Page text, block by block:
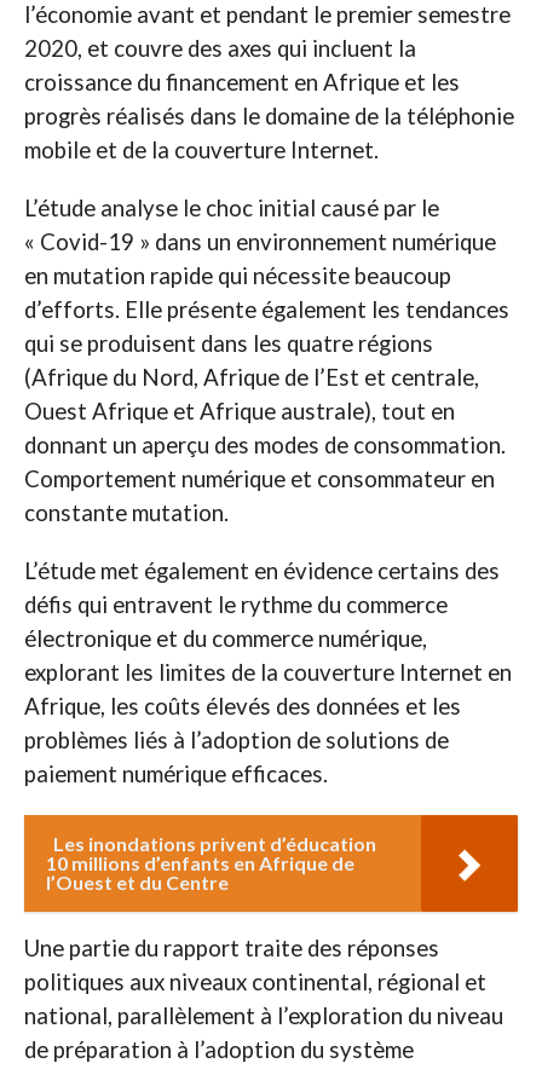
l’économie avant et pendant le premier semestre
2020, et couvre des axes qui incluent la
croissance du financement en Afrique et les
progrès réalisés dans le domaine de la téléphonie
mobile et de la couverture Internet.
L’étude analyse le choc initial causé par le
« Covid-19 » dans un environnement numérique
en mutation rapide qui nécessite beaucoup
d’efforts. Elle présente également les tendances
qui se produisent dans les quatre régions
(Afrique du Nord, Afrique de l’Est et centrale,
Ouest Afrique et Afrique australe), tout en
donnant un aperçu des modes de consommation.
Comportement numérique et consommateur en
constante mutation.
L’étude met également en évidence certains des
défis qui entravent le rythme du commerce
électronique et du commerce numérique,
explorant les limites de la couverture Internet en
Afrique, les coûts élevés des données et les
problèmes liés à l’adoption de solutions de
paiement numérique efficaces.
Les inondations privent d’éducation
10 millions d’enfants en Afrique de
l’Ouest et du Centre
Une partie du rapport traite des réponses
politiques aux niveaux continental, régional et
national, parallèlement à l’exploration du niveau
de préparation à l’adoption du système